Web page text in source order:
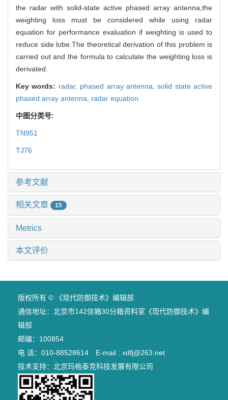
the radar with solid-state active phased array antenna,the
weighting loss must be considered while using radar
equation for performance evaluation if weighting is used to
reduce side lobe.The theoretical derivation of this problem is
carried out and the formula to calculate the weighting loss is
derivated.
Key words: radar, phased array antenna,solid state active
phased array antenna, radar equation
中图分类号:
TN951
TJ76
参考文献
相关文章 15
Metrics
本文评价
版权所有 © 《现代防御技术》编辑部
通信地址：北京市142信箱30分箱资料室《现代防御技术》编
辑部
邮编：100854
电 话：010-88528614 E-mail : xdfj@263.net
技术支持： 北京玛格泰克科技发展有限公司